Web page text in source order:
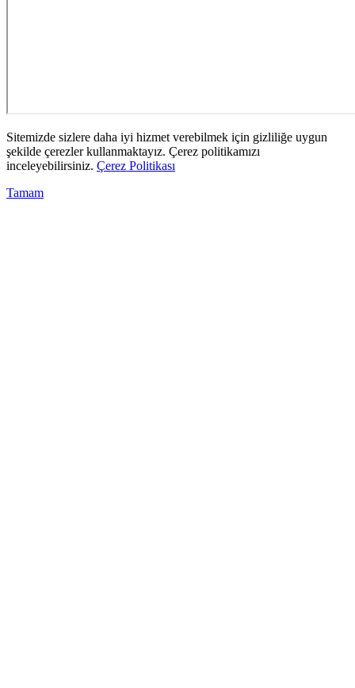
Sitemizde sizlere daha iyi hizmet verebilmek için gizliliğe uygun
şekilde çerezler kullanmaktayız. Çerez politikamızı
inceleyebilirsiniz. Çerez Politikası
Tamam